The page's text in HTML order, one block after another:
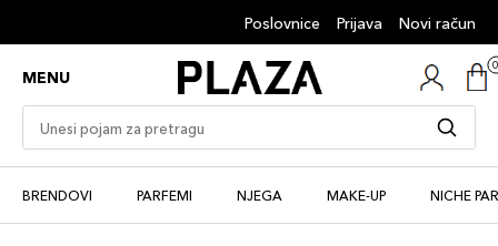
Poslovnice Prijava Novi račun
MENU
BRENDOVI PARFEMI NJEGA MAKE-UP NICHE